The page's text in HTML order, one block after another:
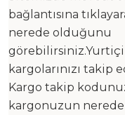
bağlantısına
nerede olduğunu
görebilirsiniz.Yurtiçi
kargolarınızı takip
Kargo takip
kargonuzun